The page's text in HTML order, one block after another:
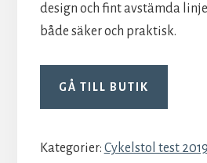
design och fint avstämda
både säker och praktisk.
GÅ TILL BUTIK
Kategorier: Cykelstol test